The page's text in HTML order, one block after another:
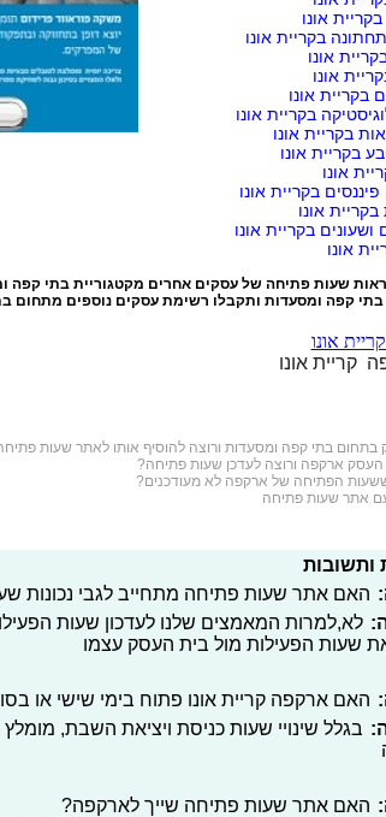
אונו
בקריית אונו
אונו
אונו
בקריית אונו
בקריית אונו
בקריית אונו
בקריית אונו
אונו
בקריית אונו
בקריית אונו
ושעונים בקריית אונו
אונו
לראות שעות פתיחה של עסקים אחרים מקטגורייתבתי קפה
בתי קפה ומסעדות ותקבלו רשימת עסקים נוספים מתחום
אונו
קריית אונו
בתחוםבתי קפה ומסעדות ורוצה להוסיף אותו לאתר שעות
ארקפה ורוצה לעדכן שעות פתיחה?
הפתיחה של ארקפה לא מעודכנים?
אתר שעות פתיחה
ותשובות
האם אתר שעות פתיחה מתחייב לגבי נכונות
לא,למרות המאמצים שלנו לעדכון שעות
שעות הפעילות מול בית העסק עצמו
האם ארקפה קריית אונו פתוח בימי שישי או
בגלל שינויי שעות כניסת ויציאת השבת,
האם אתר שעות פתיחה שייך לארקפה?